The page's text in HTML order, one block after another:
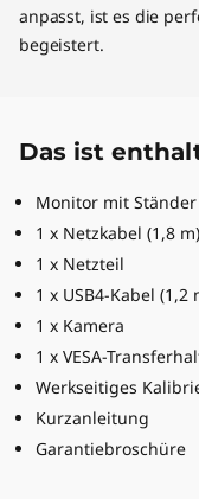
anpasst, ist es die
begeistert.
Das ist
Monitor mit Ständer
1 x Netzkabel (1,8 m)
1 x Netzteil
1 x USB4-Kabel (1,2
1 x Kamera
1 x VESA-
Werkseitiges
Kurzanleitung
Garantiebroschüre